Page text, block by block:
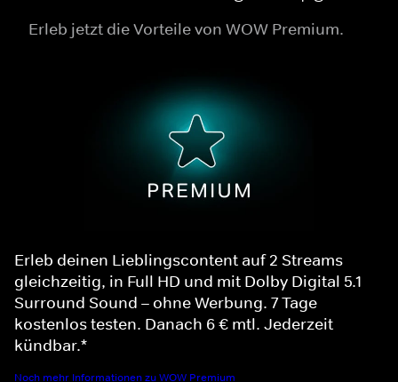
Erleb jetzt die Vorteile von WOW Premium.
Erleb deinen Lieblingscontent auf 2 Streams
gleichzeitig, in Full HD und mit Dolby Digital 5.1
Surround Sound – ohne Werbung. 7 Tage
kostenlos testen. Danach 6 € mtl. Jederzeit
kündbar.*
Noch mehr Informationen zu WOW Premium